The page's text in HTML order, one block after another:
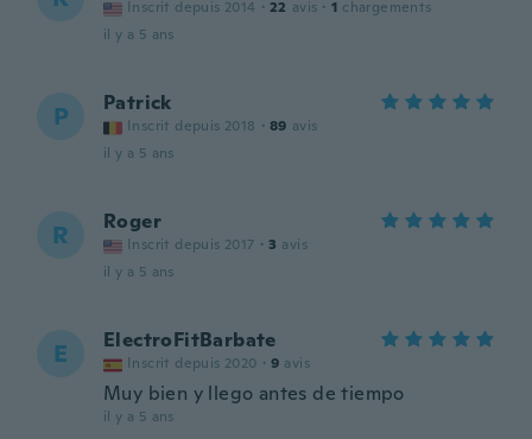
Inscrit depuis 2014 · 22 avis · 1 chargements
il y a 5 ans
P Patrick
Inscrit depuis 2018 · 89 avis
il y a 5 ans
R Roger
Inscrit depuis 2017 · 3 avis
il y a 5 ans
E ElectroFitBarbate
Inscrit depuis 2020 · 9 avis
Muy bien y llego antes de tiempo
il y a 5 ans